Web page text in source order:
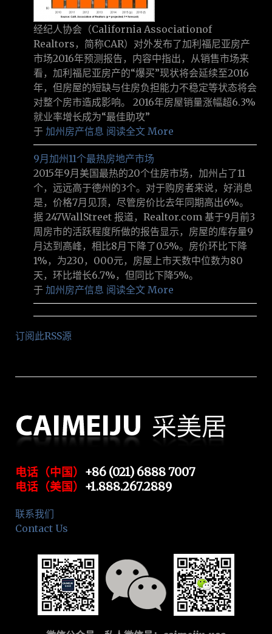
经纪人协会（California Associationof
Realtors，简称CAR）对外发布了加利福尼亚房产
市场2016年预测报告，内容中指出，从销售市场来
看，加利福尼亚房产的“爆买”现状将会延续至2016
年，但房屋的短缺与住房负担能力不稳定等状态将会
对整个房市造成影响。 2016年房屋销量涨幅超6.3%
就业率增长成为“最佳助攻”
于 加州房产信息 阅读全文 More
9月加州11个最热房地产市场
2015年9月美国最热的20个住房市场，加州占了11
个，远远高于德州的3个。对于购房者来说，好消息
是，价格7月见顶，尽管房价比去年同期高出6%。
据 247WallStreet 报道，Realtor.com 基于9月前3
周房市的活跃程度所做的报告显示，房屋的库存量9
月达到高峰，相比8月下降了0.5%。房价环比下降
1%，为230，000元，房屋上市天数中位数为80
天，环比增长6.7%，但同比下降5%。
于 加州房产信息 阅读全文 More
订阅此RSS源
电话（中国） +86 (021) 6888 7007
电话（美国） +1.888.267.2889
联系我们
Contact Us